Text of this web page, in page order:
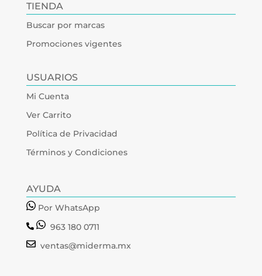
TIENDA
Buscar por marcas
Promociones vigentes
USUARIOS
Mi Cuenta
Ver Carrito
Política de Privacidad
Términos y Condiciones
AYUDA
Por WhatsApp
963 180 0711
ventas@miderma.mx